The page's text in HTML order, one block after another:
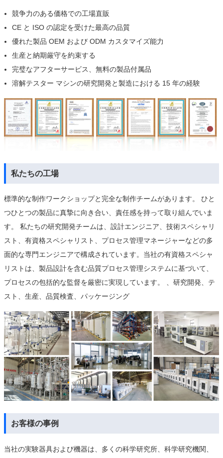
競争力のある価格での工場直販
CE と ISO の認定を受けた最高の品質
優れた製品 OEM および ODM カスタマイズ能力
生産と納期厳守を約束する
完璧なアフターサービス、無料の製品付属品
溶解テスター マシンの研究開発と製造における 15 年の経験
私たちの工場
標準的な制作ワークショップと完全な制作チームがあります。 ひと
つひとつの製品に真摯に向き合い、責任感を持って取り組んでいま
す。 私たちの研究開発チームは、設計エンジニア、技術スペシャリ
スト、有資格スペシャリスト、プロセス管理マネージャーなどの多
面的な専門エンジニアで構成されています。当社の有資格スペシャ
リストは、製品設計を含む品質プロセス管理システムに基づいて、
プロセスの包括的な監督を厳密に実現しています。 、研究開発、テ
スト、生産、品質検査、パッケージング
お客様の事例
当社の実験器具および機器は、多くの科学研究所、科学研究機関、